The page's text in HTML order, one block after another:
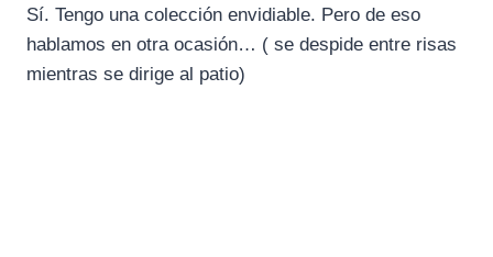
Sí. Tengo una colección envidiable. Pero de eso
hablamos en otra ocasión… ( se despide entre risas
mientras se dirige al patio)